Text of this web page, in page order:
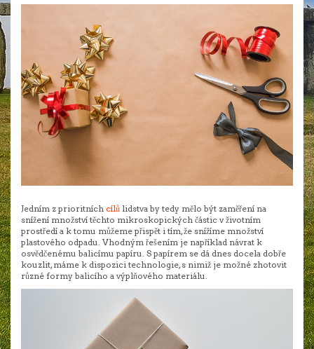
Jedním z prioritních cílů lidstva by tedy mělo být zaměření na
snížení množství těchto mikroskopických částic v životním
prostředí a k tomu můžeme přispět i tím, že snížíme množství
plastového odpadu. Vhodným řešením je například návrat k
osvědčenému balicímu papíru. S papírem se dá dnes docela dobře
kouzlit, máme k dispozici technologie, s nimiž je možné zhotovit
různé formy balicího a výplňového materiálu.